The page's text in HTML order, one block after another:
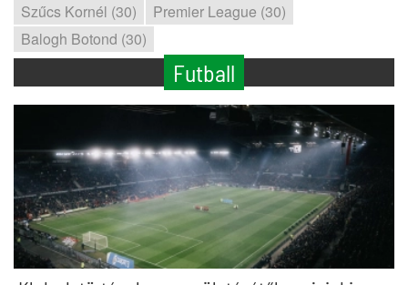
Szűcs Kornél (30)
Premier League (30)
Balogh Botond (30)
Futball